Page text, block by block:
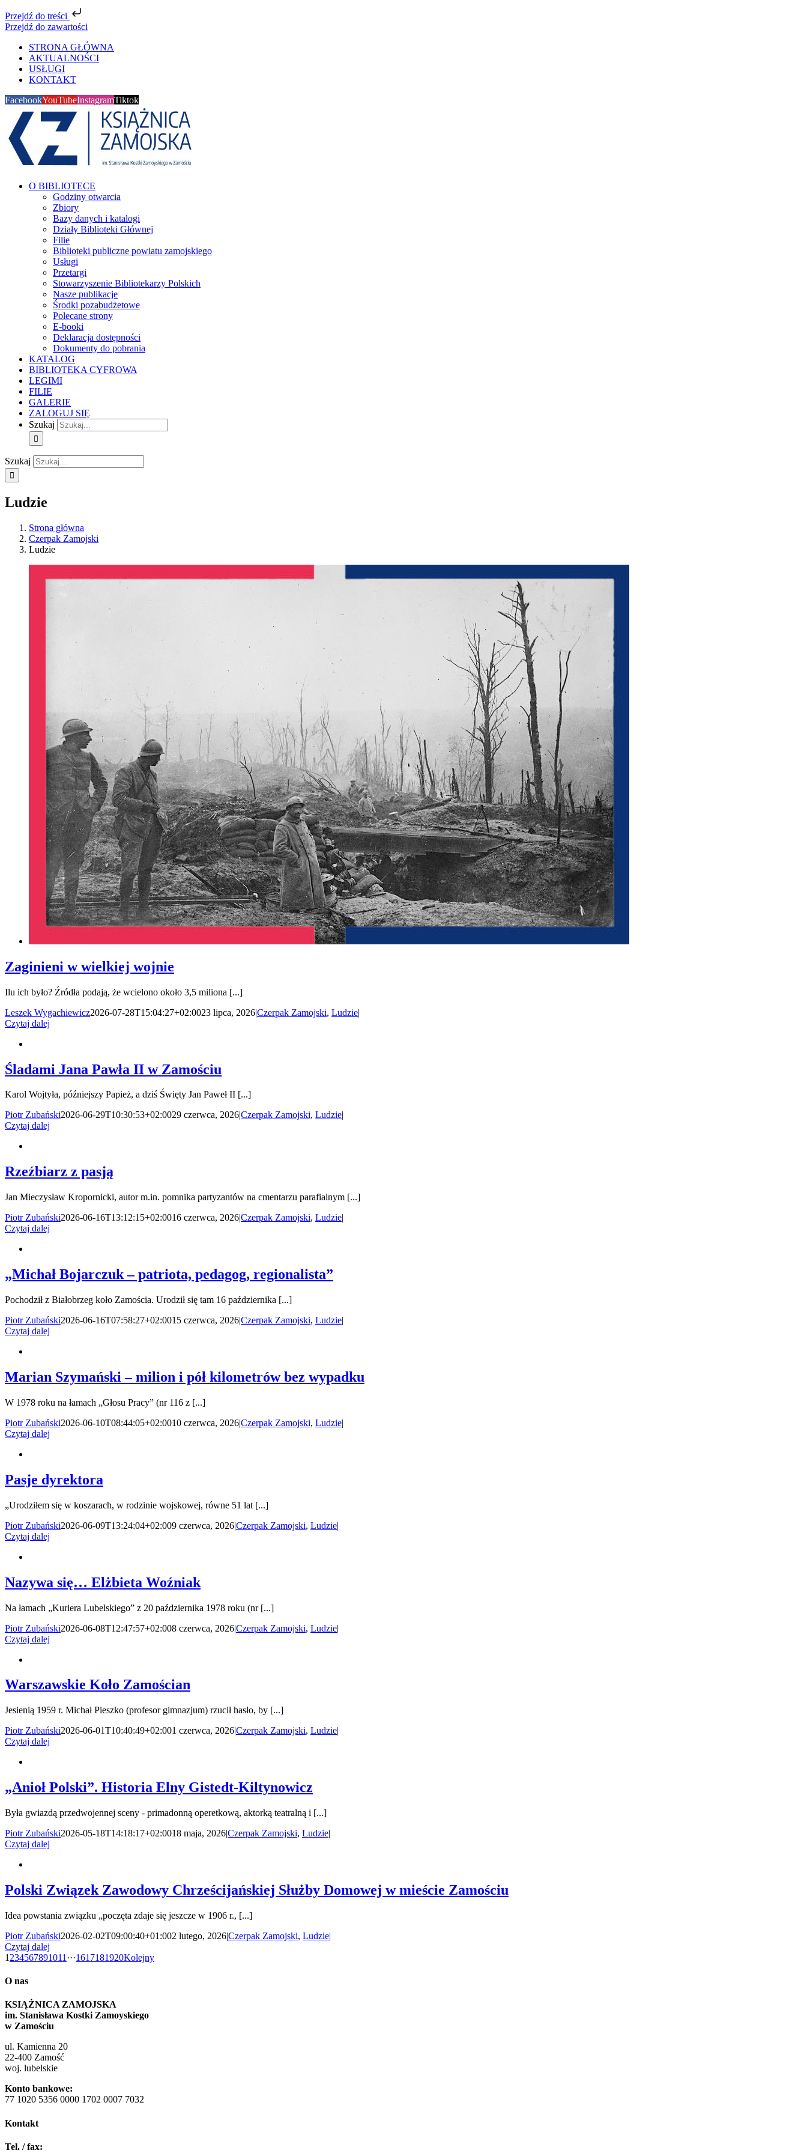
Przejdź do treści
Przejdź do zawartości
STRONA GŁÓWNA
AKTUALNOŚCI
USŁUGI
KONTAKT
FacebookYouTubeInstagramTiktok
O BIBLIOTECE
Godziny otwarcia
Zbiory
Bazy danych i katalogi
Działy Biblioteki Głównej
Filie
Biblioteki publiczne powiatu zamojskiego
Usługi
Przetargi
Stowarzyszenie Bibliotekarzy Polskich
Nasze publikacje
Środki pozabudżetowe
Polecane strony
E-booki
Deklaracja dostępności
Dokumenty do pobrania
KATALOG
BIBLIOTEKA CYFROWA
LEGIMI
FILIE
GALERIE
ZALOGUJ SIĘ
Szukaj
Szukaj
Ludzie
Strona główna
Czerpak Zamojski
Ludzie
Zaginieni w wielkiej wojnie
Ilu ich było? Źródła podają, że wcielono około 3,5 miliona [...]
Leszek Wygachiewicz2026-07-28T15:04:27+02:0023 lipca, 2026|Czerpak Zamojski, Ludzie|
Czytaj dalej
Śladami Jana Pawła II w Zamościu
Karol Wojtyła, późniejszy Papież, a dziś Święty Jan Paweł II [...]
Piotr Zubański2026-06-29T10:30:53+02:0029 czerwca, 2026|Czerpak Zamojski, Ludzie|
Czytaj dalej
Rzeźbiarz z pasją
Jan Mieczysław Kropornicki, autor m.in. pomnika partyzantów na cmentarzu parafialnym [...]
Piotr Zubański2026-06-16T13:12:15+02:0016 czerwca, 2026|Czerpak Zamojski, Ludzie|
Czytaj dalej
„Michał Bojarczuk – patriota, pedagog, regionalista”
Pochodził z Białobrzeg koło Zamościa. Urodził się tam 16 października [...]
Piotr Zubański2026-06-16T07:58:27+02:0015 czerwca, 2026|Czerpak Zamojski, Ludzie|
Czytaj dalej
Marian Szymański – milion i pół kilometrów bez wypadku
W 1978 roku na łamach „Głosu Pracy” (nr 116 z [...]
Piotr Zubański2026-06-10T08:44:05+02:0010 czerwca, 2026|Czerpak Zamojski, Ludzie|
Czytaj dalej
Pasje dyrektora
„Urodziłem się w koszarach, w rodzinie wojskowej, równe 51 lat [...]
Piotr Zubański2026-06-09T13:24:04+02:009 czerwca, 2026|Czerpak Zamojski, Ludzie|
Czytaj dalej
Nazywa się… Elżbieta Woźniak
Na łamach „Kuriera Lubelskiego” z 20 października 1978 roku (nr [...]
Piotr Zubański2026-06-08T12:47:57+02:008 czerwca, 2026|Czerpak Zamojski, Ludzie|
Czytaj dalej
Warszawskie Koło Zamościan
Jesienią 1959 r. Michał Pieszko (profesor gimnazjum) rzucił hasło, by [...]
Piotr Zubański2026-06-01T10:40:49+02:001 czerwca, 2026|Czerpak Zamojski, Ludzie|
Czytaj dalej
„Anioł Polski”. Historia Elny Gistedt-Kiltynowicz
Była gwiazdą przedwojennej sceny - primadonną operetkową, aktorką teatralną i [...]
Piotr Zubański2026-05-18T14:18:17+02:0018 maja, 2026|Czerpak Zamojski, Ludzie|
Czytaj dalej
Polski Związek Zawodowy Chrześcijańskiej Służby Domowej w mieście Zamościu
Idea powstania związku „poczęta zdaje się jeszcze w 1906 r., [...]
Piotr Zubański2026-02-02T09:00:40+01:002 lutego, 2026|Czerpak Zamojski, Ludzie|
Czytaj dalej
1 234567891011 ···1617181920Kolejny
O nas
KSIĄŻNICA ZAMOJSKA
im. Stanisława Kostki Zamoyskiego
w Zamościu
ul. Kamienna 20
22-400 Zamość
woj. lubelskie
Konto bankowe:
77 1020 5356 0000 1702 0007 7032
Kontakt
Tel. / fax: